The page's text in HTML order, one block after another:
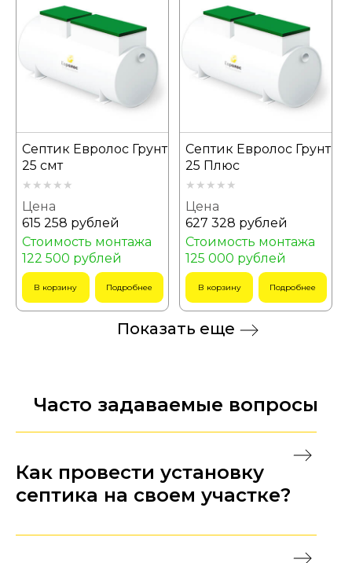
Септик Евролос Грунт
25 смт
Цена
615 258 рублей
Стоимость монтажа
122 500 рублей
В корзину Подробнее
Септик Евролос Грунт
25 Плюс
Цена
627 328 рублей
Стоимость монтажа
125 000 рублей
В корзину Подробнее
Показать еще
Часто задаваемые вопросы
Как провести установку
септика на своем участке?